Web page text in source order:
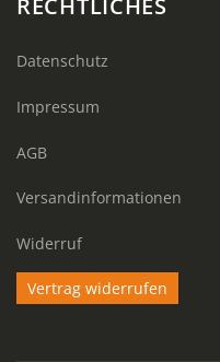
Datenschutz
Impressum
AGB
Versandinformationen
Widerruf
Vertrag widerrufen